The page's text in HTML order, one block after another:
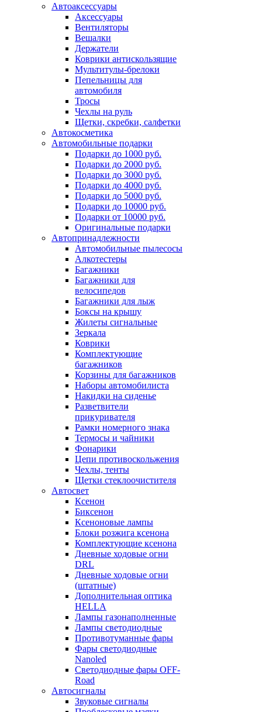
Автоаксессуары
Аксессуары
Вентиляторы
Вешалки
Держатели
Коврики антискользящие
Мультитулы-брелоки
Пепельницы для
автомобиля
Тросы
Чехлы на руль
Щетки, скребки, салфетки
Автокосметика
Автомобильные подарки
Подарки до 1000 руб.
Подарки до 2000 руб.
Подарки до 3000 руб.
Подарки до 4000 руб.
Подарки до 5000 руб.
Подарки до 10000 руб.
Подарки от 10000 руб.
Оригинальные подарки
Автопринадлежности
Автомобильные пылесосы
Алкотестеры
Багажники
Багажники для
велосипедов
Багажники для лыж
Боксы на крышу
Жилеты сигнальные
Зеркала
Коврики
Комплектующие
багажников
Корзины для багажников
Наборы автомобилиста
Накидки на сиденье
Разветвители
прикуривателя
Рамки номерного знака
Термосы и чайники
Фонарики
Цепи противоскольжения
Чехлы, тенты
Щетки стеклоочистителя
Автосвет
Ксенон
Биксенон
Ксеноновые лампы
Блоки розжига ксенона
Комплектующие ксенона
Дневные ходовые огни
DRL
Дневные ходовые огни
(штатные)
Дополнительная оптика
HELLA
Лампы газонаполненные
Лампы светодиодные
Противотуманные фары
Фары светодиодные
Nanoled
Светодиодные фары OFF-
Road
Автосигналы
Звуковые сигналы